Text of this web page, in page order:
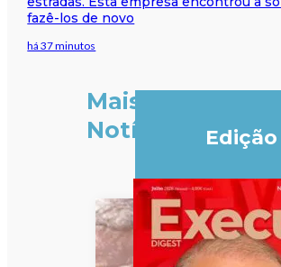
fazê-los de novo
há 37 minutos
Mais
Notícias